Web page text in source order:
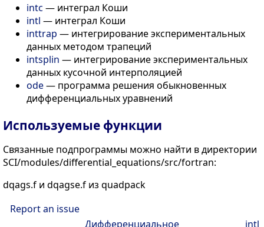
intc — интеграл Коши
intl — интеграл Коши
inttrap — интегрирование экспериментальных
данных методом трапеций
intsplin — интегрирование экспериментальных
данных кусочной интерполяцией
ode— программа решения обыкновенных
дифференциальных уравнений
Используемые функции
Связанные подпрограммы можно найти в директории
SCI/modules/differential_equations/src/fortran:
dqags.f и dqagse.f из quadpack
Report an issue
Дифференциальное
intl